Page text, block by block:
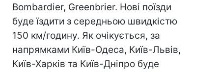
Bombardier, Greenbrier. Нові поїзди
буде їздити з середньою швидкістю
150 км/годину. Як очікується, за
напрямками Київ-Одеса, Київ-Львів,
Київ-Харків та Київ-Дніпро буде